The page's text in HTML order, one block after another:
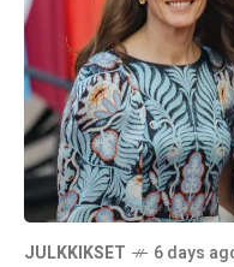
JULKKIKSET 6 days